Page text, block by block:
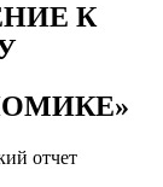
К
отчет